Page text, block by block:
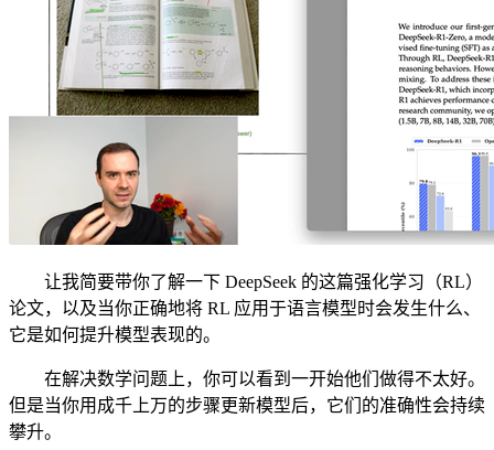
让我简要带你了解一下 DeepSeek 的这篇强化学习（RL）
论文，以及当你正确地将 RL 应用于语言模型时会发生什么、
它是如何提升模型表现的。
在解决数学问题上，你可以看到一开始他们做得不太好。
但是当你用成千上万的步骤更新模型后，它们的准确性会持续
攀升。